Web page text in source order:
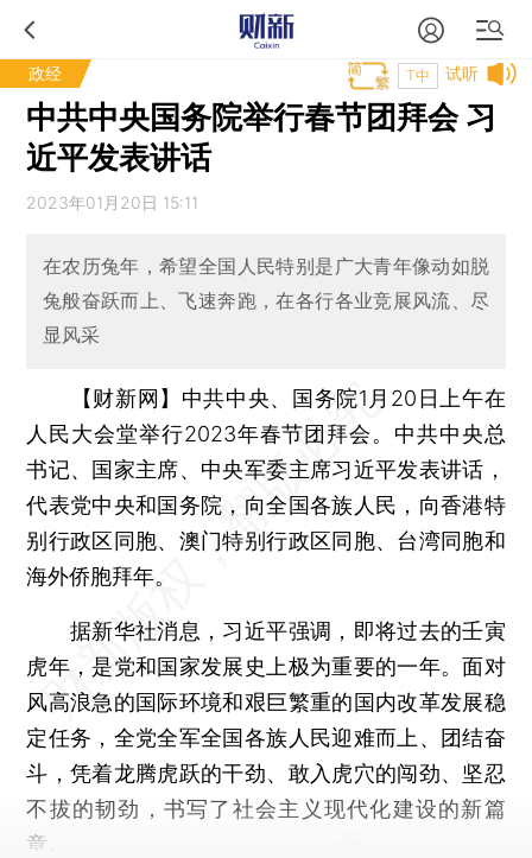
政经 试听
T中
中共中央国务院举行春节团拜会 习
近平发表讲话
2023年01月20日 15:11
在农历兔年，希望全国人民特别是广大青年像动如脱
兔般奋跃而上、飞速奔跑，在各行各业竞展风流、尽
显风采
【财新网】 中共中央、国务院1月20日上午在
人民大会堂举行2023年春节团拜会。中共中央总
书记、国家主席、中央军委主席习近平发表讲话，
代表党中央和国务院，向全国各族人民，向香港特
别行政区同胞、澳门特别行政区同胞、台湾同胞和
海外侨胞拜年。
据新华社消息，习近平强调，即将过去的壬寅
虎年，是党和国家发展史上极为重要的一年。面对
风高浪急的国际环境和艰巨繁重的国内改革发展稳
定任务，全党全军全国各族人民迎难而上、团结奋
斗，凭着龙腾虎跃的干劲、敢入虎穴的闯劲、坚忍
不拔的韧劲，书写了社会主义现代化建设的新篇
章。